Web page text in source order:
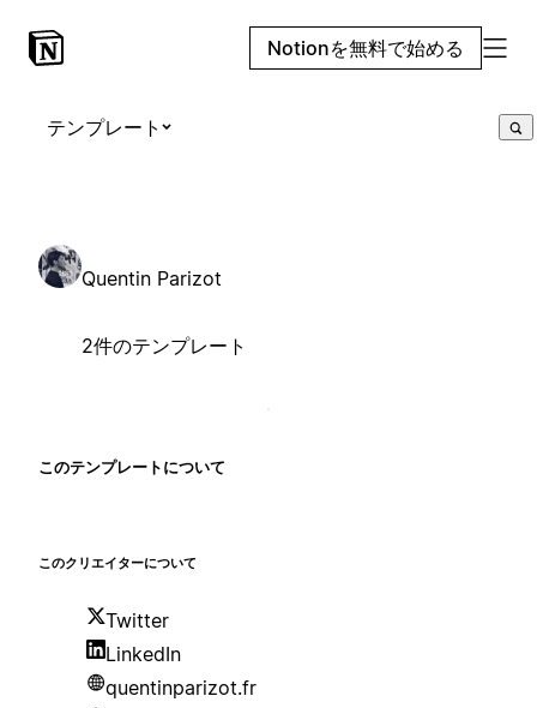
Notionを無料で始める
テンプレート
Quentin Parizot
2件のテンプレート
このテンプレートについて
このクリエイターについて
Twitter
LinkedIn
quentinparizot.fr